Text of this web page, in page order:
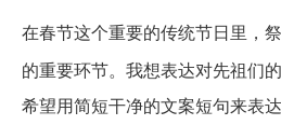
在春节这个重要的传统节日里，
的重要环节。我想表达对先祖们的
希望用简短干净的文案短句来表